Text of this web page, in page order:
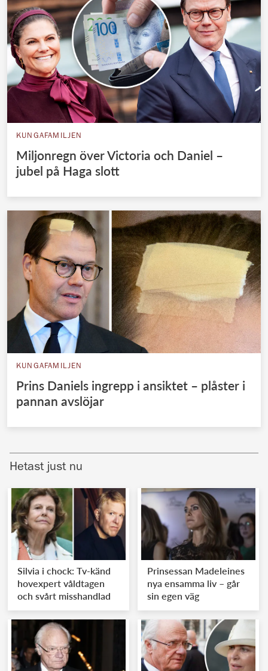
KUNGAFAMILJEN
Miljonregn över Victoria och Daniel –
jubel på Haga slott
KUNGAFAMILJEN
Prins Daniels ingrepp i ansiktet – plåster i
pannan avslöjar
Hetast just nu
Silvia i chock: Tv-känd
hovexpert våldtagen
och svårt misshandlad
Prinsessan Madeleines
nya ensamma liv – går
sin egen väg